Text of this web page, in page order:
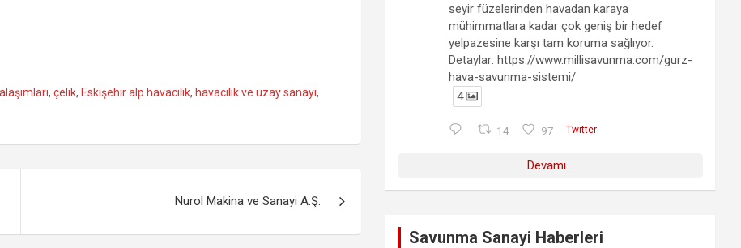
, çelik, Eskişehir alp havacılık, havacılık ve uzay sanayi,
Nurol Makina ve Sanayi A.Ş.
seyir füzelerinden havadan karaya
mühimmatlara kadar çok geniş bir hedef
yelpazesine karşı tam koruma sağlıyor.
Detaylar: https://www.millisavunma.com/gurz-
hava-savunma-sistemi/
4
14 97 Twitter
Devamı...
Savunma Sanayi Haberleri